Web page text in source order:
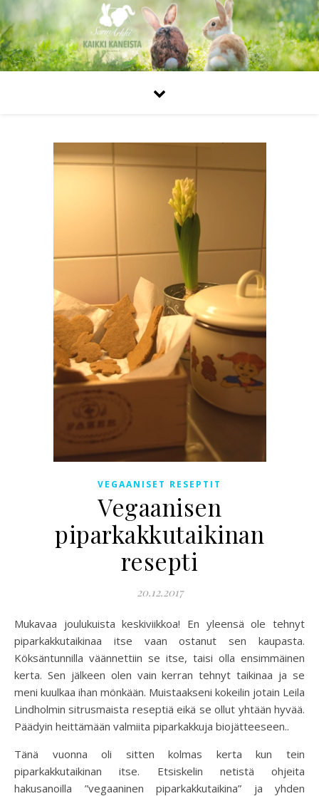
VEGAANISET RESEPTIT
Vegaanisen
piparkakkutaikinan
resepti
20.12.2017
Mukavaa joulukuista keskiviikkoa! En yleensä ole tehnyt
piparkakkutaikinaa itse vaan ostanut sen kaupasta.
Köksäntunnilla väännettiin se itse, taisi olla ensimmäinen
kerta. Sen jälkeen olen vain kerran tehnyt taikinaa ja se
meni kuulkaa ihan mönkään. Muistaakseni kokeilin jotain Leila
Lindholmin sitrusmaista reseptiä eikä se ollut yhtään hyvää.
Päädyin heittämään valmiita piparkakkuja biojätteeseen..
Tänä vuonna oli sitten kolmas kerta kun tein
piparkakkutaikinan itse. Etsiskelin netistä ohjeita
hakusanoilla ”vegaaninen piparkakkutaikina” ja yhden